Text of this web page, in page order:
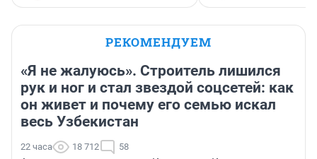
РЕКОМЕНДУЕМ
«Я не жалуюсь». Строитель лишился
рук и ног и стал звездой соцсетей: как
он живет и почему его семью искал
весь Узбекистан
22 часа 18 712 58